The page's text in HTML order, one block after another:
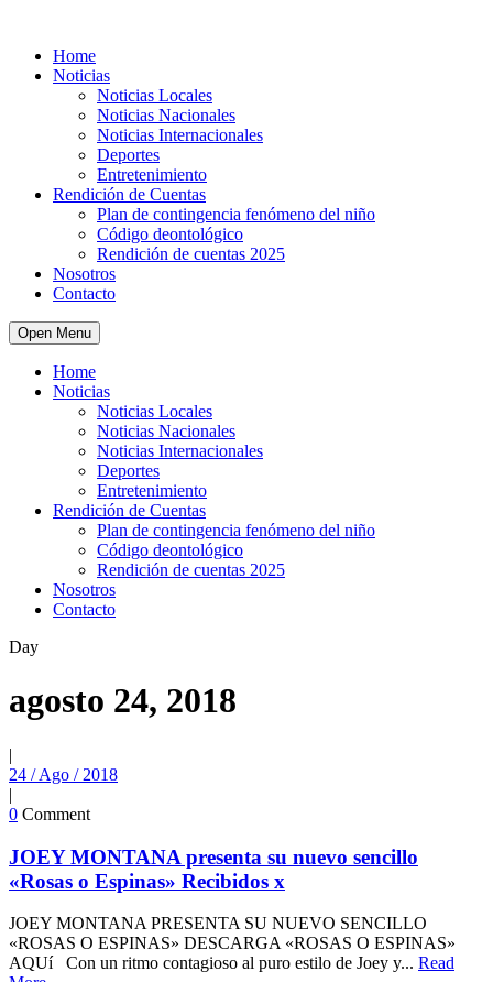
Home
Noticias
Noticias Locales
Noticias Nacionales
Noticias Internacionales
Deportes
Entretenimiento
Rendición de Cuentas
Plan de contingencia fenómeno del niño
Código deontológico
Rendición de cuentas 2025
Nosotros
Contacto
Open Menu
Home
Noticias
Noticias Locales
Noticias Nacionales
Noticias Internacionales
Deportes
Entretenimiento
Rendición de Cuentas
Plan de contingencia fenómeno del niño
Código deontológico
Rendición de cuentas 2025
Nosotros
Contacto
Day
agosto 24, 2018
|
24 / Ago / 2018
|
0 Comment
JOEY MONTANA presenta su nuevo sencillo
«Rosas o Espinas» Recibidos x
JOEY MONTANA PRESENTA SU NUEVO SENCILLO
«ROSAS O ESPINAS» DESCARGA «ROSAS O ESPINAS»
AQUí Con un ritmo contagioso al puro estilo de Joey y... Read